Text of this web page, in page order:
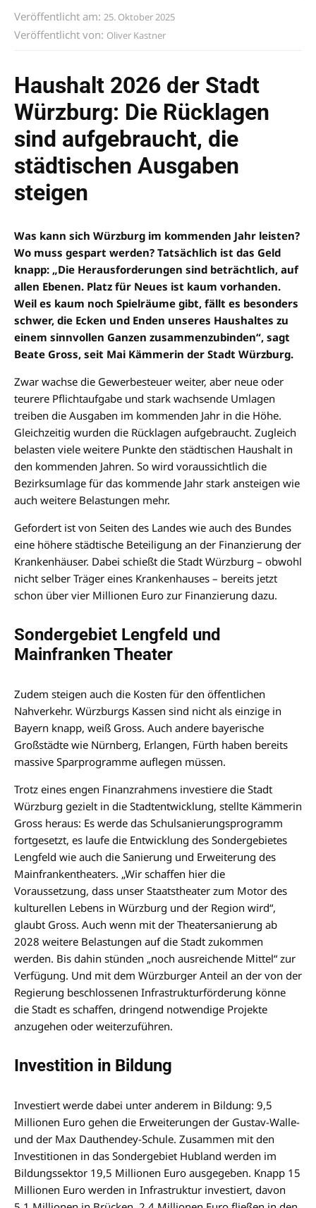
Veröffentlicht am: 25. Oktober 2025
Veröffentlicht von: Oliver Kastner
Haushalt 2026 der Stadt
Würzburg: Die Rücklagen
sind aufgebraucht, die
städtischen Ausgaben
steigen
Was kann sich Würzburg im kommenden Jahr leisten?
Wo muss gespart werden? Tatsächlich ist das Geld
knapp: „Die Herausforderungen sind beträchtlich, auf
allen Ebenen. Platz für Neues ist kaum vorhanden.
Weil es kaum noch Spielräume gibt, fällt es besonders
schwer, die Ecken und Enden unseres Haushaltes zu
einem sinnvollen Ganzen zusammenzubinden“, sagt
Beate Gross, seit Mai Kämmerin der Stadt Würzburg.
Zwar wachse die Gewerbesteuer weiter, aber neue oder
teurere Pflichtaufgabe und stark wachsende Umlagen
treiben die Ausgaben im kommenden Jahr in die Höhe.
Gleichzeitig wurden die Rücklagen aufgebraucht. Zugleich
belasten viele weitere Punkte den städtischen Haushalt in
den kommenden Jahren. So wird voraussichtlich die
Bezirksumlage für das kommende Jahr stark ansteigen wie
auch weitere Belastungen mehr.
Gefordert ist von Seiten des Landes wie auch des Bundes
eine höhere städtische Beteiligung an der Finanzierung der
Krankenhäuser. Dabei schießt die Stadt Würzburg – obwohl
nicht selber Träger eines Krankenhauses – bereits jetzt
schon über vier Millionen Euro zur Finanzierung dazu.
Sondergebiet Lengfeld und
Mainfranken Theater
Zudem steigen auch die Kosten für den öffentlichen
Nahverkehr. Würzburgs Kassen sind nicht als einzige in
Bayern knapp, weiß Gross. Auch andere bayerische
Großstädte wie Nürnberg, Erlangen, Fürth haben bereits
massive Sparprogramme auflegen müssen.
Trotz eines engen Finanzrahmens investiere die Stadt
Würzburg gezielt in die Stadtentwicklung, stellte Kämmerin
Gross heraus: Es werde das Schulsanierungsprogramm
fortgesetzt, es laufe die Entwicklung des Sondergebietes
Lengfeld wie auch die Sanierung und Erweiterung des
Mainfrankentheaters. „Wir schaffen hier die
Voraussetzung, dass unser Staatstheater zum Motor des
kulturellen Lebens in Würzburg und der Region wird“,
glaubt Gross. Auch wenn mit der Theatersanierung ab
2028 weitere Belastungen auf die Stadt zukommen
werden. Bis dahin stünden „noch ausreichende Mittel“ zur
Verfügung. Und mit dem Würzburger Anteil an der von der
Regierung beschlossenen Infrastrukturförderung könne
die Stadt es schaffen, dringend notwendige Projekte
anzugehen oder weiterzuführen.
Investition in Bildung
Investiert werde dabei unter anderem in Bildung: 9,5
Millionen Euro gehen die Erweiterungen der Gustav-Walle-
und der Max Dauthendey-Schule. Zusammen mit den
Investitionen in das Sondergebiet Hubland werden im
Bildungssektor 19,5 Millionen Euro ausgegeben. Knapp 15
Millionen Euro werden in Infrastruktur investiert, davon